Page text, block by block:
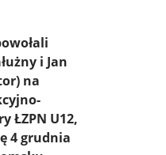
i Jan
na
ŁZPN U12,
4 grudnia